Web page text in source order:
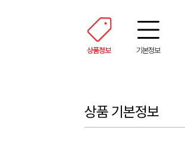
상품정보 기본정보
상품 기본정보